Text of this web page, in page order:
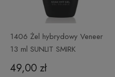
1406 Żel hybrydowy Veneer
13 ml SUNLIT SMIRK
49,00 zł